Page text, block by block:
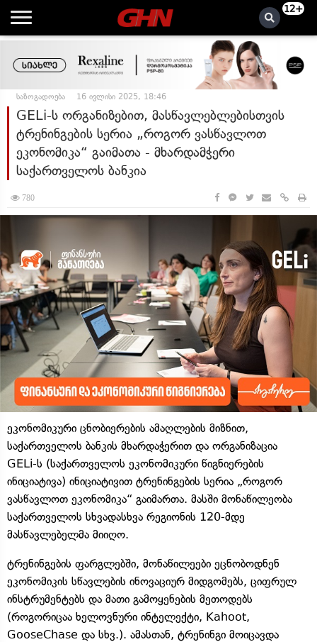
12+
საზოგადოება 16 ივლისი 2025, 18:46
GELi-ს ორგანიზებით, მასწავლებლებისთვის
ტრენინგების სერია „როგორ ვასწავლოთ
ეკონომიკა“ გაიმათა - მხარდამჭერი
საქართველოს ბანკია
780
ეკონომიკური ცნობიერების ამაღლების მიზნით,
საქართველოს ბანკის მხარდაჭერით და ორგანიზაცია
GELi-ს (საქართველოს ეკონომიკური წიგნიერების
ინიციატივა) ინიციატივით ტრენინგების სერია „როგორ
ვასწავლოთ ეკონომიკა“ გაიმართა. მასში მონაწილეობა
საქართველოს სხვადასხვა რეგიონის 120-მდე
მასწავლებელმა მიიღო.
ტრენინგების ფარგლებში, მონაწილეები ეცნობოდნენ
ეკონომიკის სწავლების ინოვაციურ მიდგომებს, ციფრულ
ინსტრუმენტებს და მათი გამოყენების მეთოდებს
(როგორიცაა ხელოვნური ინტელექტი, Kahoot,
GooseChase და სხვ.). ამასთან, ტრენინგი მოიცავდა